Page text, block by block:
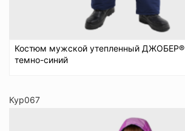
Костюм мужской утепленный ДЖОБЕР®
темно-синий
Кур067